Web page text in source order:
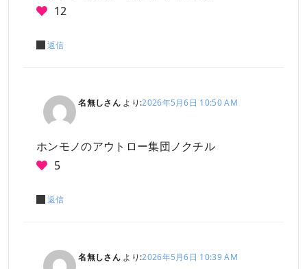
12
返信
名無しさん より:2026年5月6日 10:50 AM
ホンモノのアウトロー集団ノクチル
5
返信
名無しさん より:2026年5月6日 10:39 AM